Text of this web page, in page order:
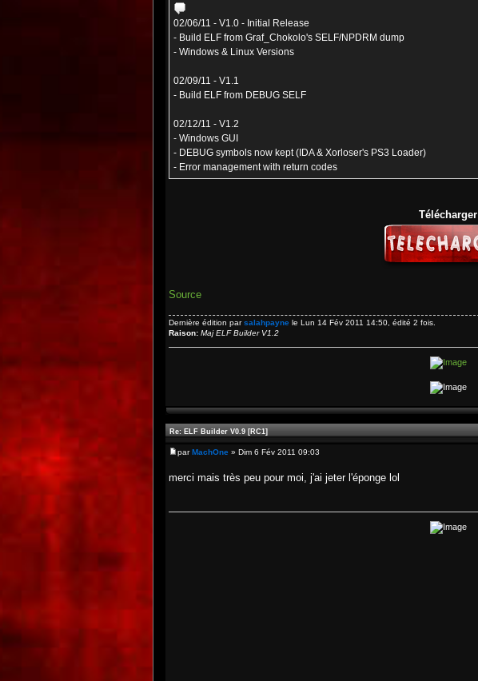
02/06/11 - V1.0 - Initial Release
- Build ELF from Graf_Chokolo's SELF/NPDRM dump
- Windows & Linux Versions
02/09/11 - V1.1
- Build ELF from DEBUG SELF
02/12/11 - V1.2
- Windows GUI
- DEBUG symbols now kept (IDA & Xorloser's PS3 Loader)
- Error management with return codes
Télécharger
Source
Dernière édition parsalahpayne le Lun 14 Fév 2011 14:50, édité 2 fois.
Raison: Maj ELF Builder V1.2
Re: ELF Builder V0.9 [RC1]
parMachOne » Dim 6 Fév 2011 09:03
merci mais très peu pour moi, j'ai jeter l'éponge lol